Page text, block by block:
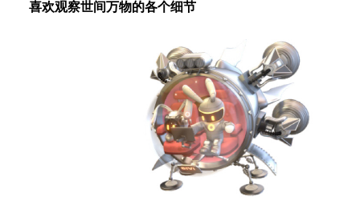
喜欢观察世间万物的各个细节